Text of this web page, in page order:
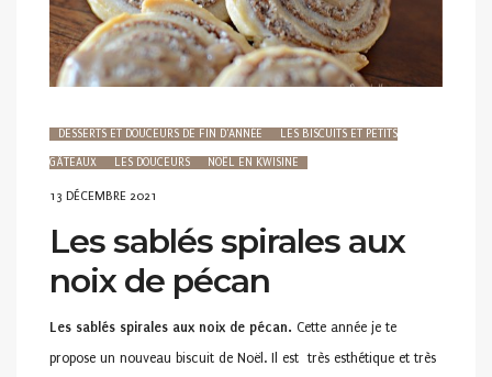
DESSERTS ET DOUCEURS DE FIN D'ANNÉE LES BISCUITS ET PETITS
GÂTEAUX LES DOUCEURS NOËL EN KWISINE
POSTED
13 DÉCEMBRE 2021
Les sablés spirales aux
noix de pécan
Les sablés spirales aux noix de pécan. Cette année je te
propose un nouveau biscuit de Noël. Il est très esthétique et très